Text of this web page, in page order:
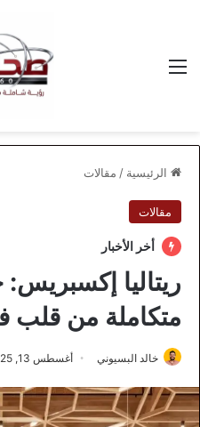
الرئيسية / مقالات
مقالات
أخر الأخبار
ريتاليا
متكاملة من قلب
خالد البسيوني أغسطس 13, 2025